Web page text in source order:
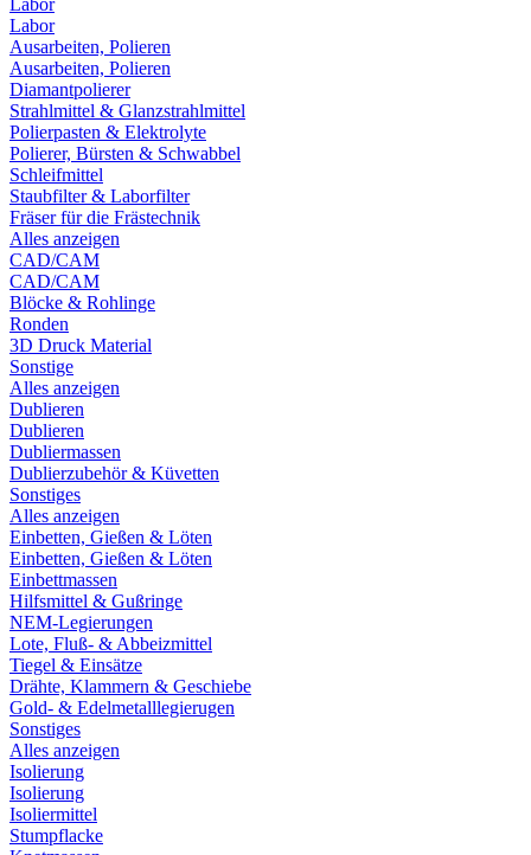
Labor
Labor
Ausarbeiten, Polieren
Ausarbeiten, Polieren
Diamantpolierer
Strahlmittel & Glanzstrahlmittel
Polierpasten & Elektrolyte
Polierer, Bürsten & Schwabbel
Schleifmittel
Staubfilter & Laborfilter
Fräser für die Frästechnik
Alles anzeigen
CAD/CAM
CAD/CAM
Blöcke & Rohlinge
Ronden
3D Druck Material
Sonstige
Alles anzeigen
Dublieren
Dublieren
Dubliermassen
Dublierzubehör & Küvetten
Sonstiges
Alles anzeigen
Einbetten, Gießen & Löten
Einbetten, Gießen & Löten
Einbettmassen
Hilfsmittel & Gußringe
NEM-Legierungen
Lote, Fluß- & Abbeizmittel
Tiegel & Einsätze
Drähte, Klammern & Geschiebe
Gold- & Edelmetalllegierugen
Sonstiges
Alles anzeigen
Isolierung
Isolierung
Isoliermittel
Stumpflacke